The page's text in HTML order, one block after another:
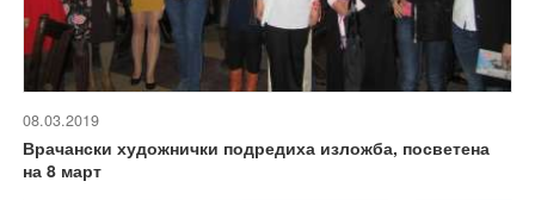
08.03.2019
Врачански художнички подредиха изложба, посветена
на 8 март